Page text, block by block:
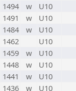
1494 w
U10
1491 w
U10
1484 w
U10
1462
U10
1459 w
U10
1448 w
U10
1441 w
U10
1436 w U10